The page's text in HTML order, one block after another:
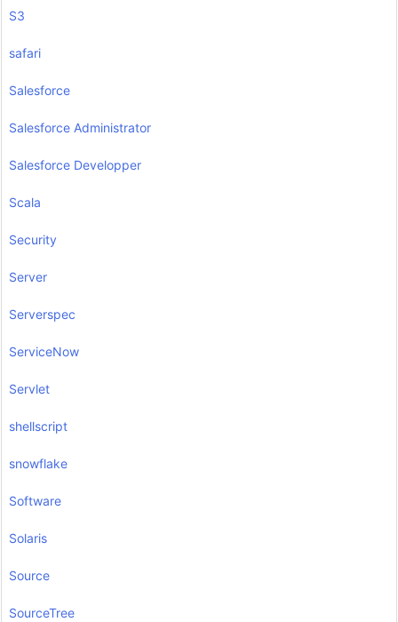
S3
safari
Salesforce
Salesforce Administrator
Salesforce Developper
Scala
Security
Server
Serverspec
ServiceNow
Servlet
shellscript
snowflake
Software
Solaris
Source
SourceTree